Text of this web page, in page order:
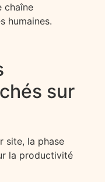
chaîne
humaines.
sur
site, la phase
la productivité